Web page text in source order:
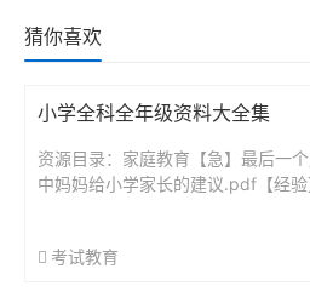
猜你喜欢
小学全科全年级资料大全集
资源目录：家庭教育【急】最后一
中妈妈给小学家长的建议.pdf【经
考试教育